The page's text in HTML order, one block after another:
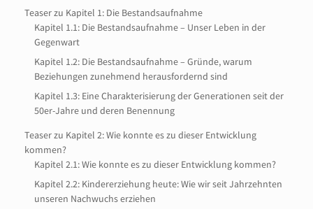
Teaser zu Kapitel 1: Die Bestandsaufnahme
Kapitel 1.1: Die Bestandsaufnahme – Unser Leben in der
Gegenwart
Kapitel 1.2: Die Bestandsaufnahme – Gründe, warum
Beziehungen zunehmend herausfordernd sind
Kapitel 1.3: Eine Charakterisierung der Generationen seit der
50er-Jahre und deren Benennung
Teaser zu Kapitel 2: Wie konnte es zu dieser Entwicklung
kommen?
Kapitel 2.1: Wie konnte es zu dieser Entwicklung kommen?
Kapitel 2.2: Kindererziehung heute: Wie wir seit Jahrzehnten
unseren Nachwuchs erziehen